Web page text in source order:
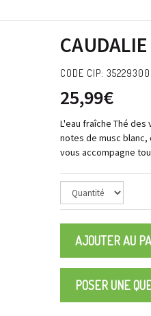
CODE CIP:
25,99€
L'eau fraîche Thé
notes de musc
vous accompagne
AJOUTER AU
POSER UNE